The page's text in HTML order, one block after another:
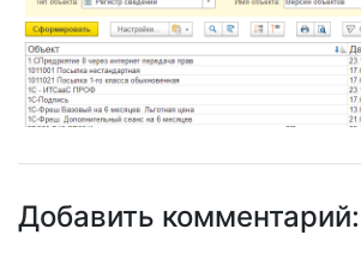
Добавить комментарий: